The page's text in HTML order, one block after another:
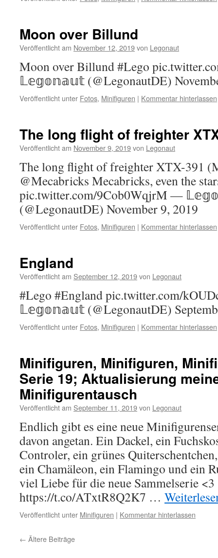
Moon over Billund
Veröffentlicht am November 12, 2019von Legonaut
Moon over Billund #Lego
𝕃𝕖𝕘𝕠𝕟𝕒𝕦𝕥 (@LegonautDE)
Veröffentlicht unter Fotos, Minifiguren | Kommentar hinterlassen
The long flight of freighter
Veröffentlicht am November 9, 2019von Legonaut
The long flight of freighter XTX-391
@Mecabricks Mecabricks, even the
pic.twitter.com/9Cob0WqjrM —
(@LegonautDE) November 9, 2019
Veröffentlicht unter Fotos, Minifiguren | Kommentar hinterlassen
England
Veröffentlicht am September 12, 2019von Legonaut
#Lego #England pic.twitter.com/
𝕃𝕖𝕘𝕠𝕟𝕒𝕦𝕥 (@LegonautDE)
Veröffentlicht unter Fotos, Minifiguren | Kommentar hinterlassen
Minifiguren, Minifiguren,
Serie 19; Aktualisierung
Minifigurentausch
Veröffentlicht am September 11, 2019von Legonaut
Endlich gibt es eine neue
davon angetan. Ein Dackel, ein
Controler, ein grünes
ein Chamäleon, ein Flamingo und ein
viel Liebe für die neue Sammelserie <3
https://t.co/ATxtR8Q2K7 …
Veröffentlicht unter Minifiguren | Kommentar hinterlassen
← Ältere Beiträge